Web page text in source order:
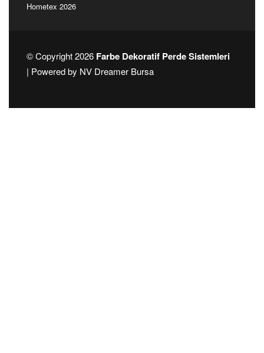
Hometex 2026
© Copyright 2026 Farbe Dekoratif Perde Sistemleri
| Powered by NV Dreamer Bursa